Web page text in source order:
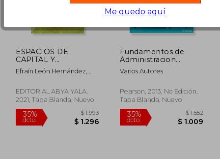
15%
dcto.
$ 1.390
$ 1.182
50%
dcto. $
ESPACIOS DE
CAPITAL Y
TERRITORIOS DE
RESISTENCIA:
DESDE LA
GEOGRAFÍA Y EL
DIÁLOGOS ENTRE
MÉXICO Y ECUADOR
Efraín León Hernández,
EDITORIAL ABYA YALA,
2021, Tapa Blanda, Nuevo
Fundamentos de
Administracion
Conceptos Esenciales
y Aplicaciones
Varios Autores
Pearson, 2013, No Edición,
Tapa Blanda, Nuevo
Me quedo aquí